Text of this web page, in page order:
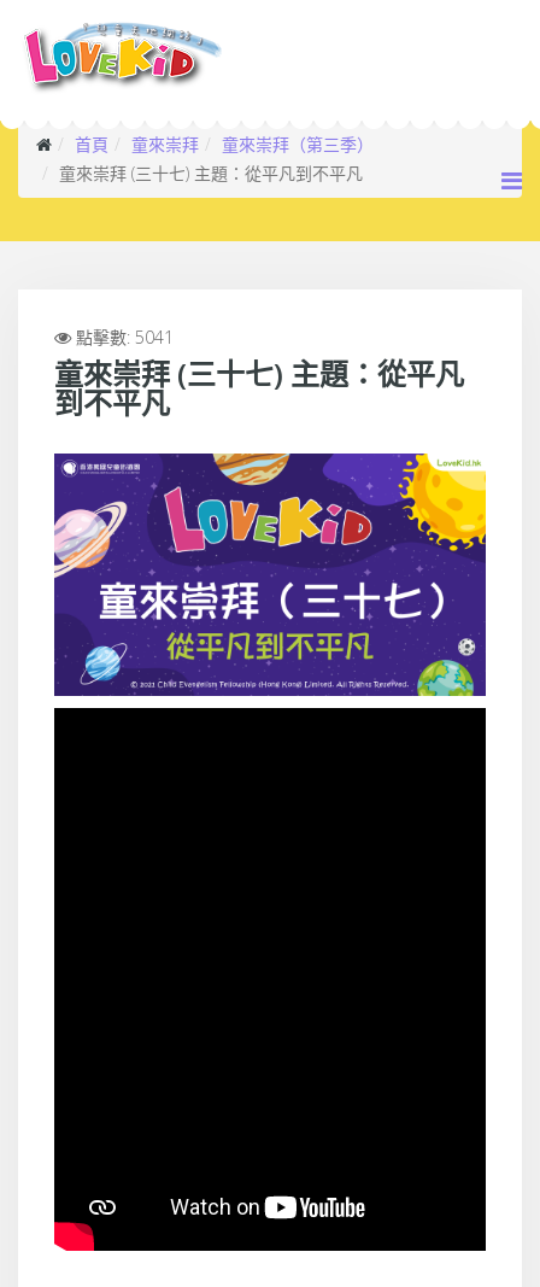
首頁 童來崇拜
童來崇拜（第三季）
童來崇拜 (三十七) 主題：從平凡到不平凡
點擊數: 5041
童來崇拜 (三十七) 主題：從平凡
到不平凡